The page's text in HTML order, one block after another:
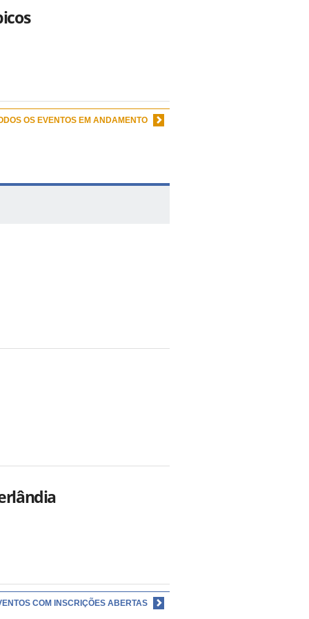
OS EVENTOS EM ANDAMENTO
COM INSCRIÇÕES ABERTAS